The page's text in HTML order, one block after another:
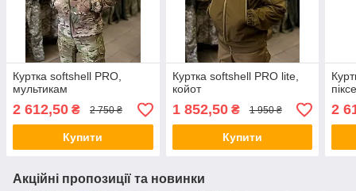
Куртка softshell PRO,
мультикам
2 612,50 ₴ 2 750 ₴
Купити
Куртка softshell PRO lite,
койот
1 852,50₴ 1 950 ₴
Купити
2
Акційні пропозиції та новинки